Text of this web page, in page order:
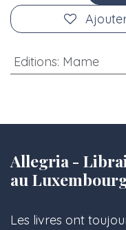
Editions: Mame
Allegria -
au
Les livres ont